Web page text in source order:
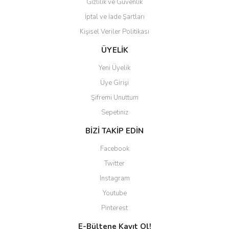
Gizlilik ve Güvenlik
İptal ve İade Şartları
Kişisel Veriler Politikası
ÜYELİK
Yeni Üyelik
Üye Girişi
Şifremi Unuttum
Sepetiniz
BİZİ TAKİP EDİN
Facebook
Twitter
Instagram
Youtube
Pinterest
E-Bültene Kayıt Ol!